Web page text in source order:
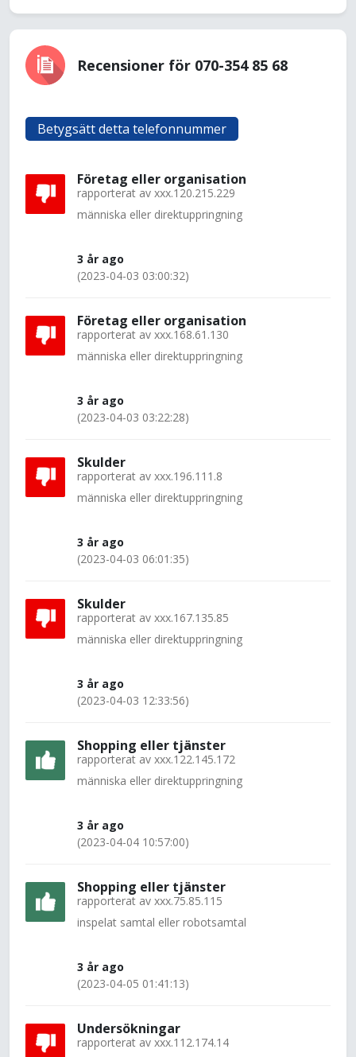
Recensioner för 070-354 85 68
Betygsätt detta telefonnummer
Företag eller organisation
rapporterat av xxx.120.215.229
människa eller direktuppringning
3 år ago
(2023-04-03 03:00:32)
Företag eller organisation
rapporterat av xxx.168.61.130
människa eller direktuppringning
3 år ago
(2023-04-03 03:22:28)
Skulder
rapporterat av xxx.196.111.8
människa eller direktuppringning
3 år ago
(2023-04-03 06:01:35)
Skulder
rapporterat av xxx.167.135.85
människa eller direktuppringning
3 år ago
(2023-04-03 12:33:56)
Shopping eller tjänster
rapporterat av xxx.122.145.172
människa eller direktuppringning
3 år ago
(2023-04-04 10:57:00)
Shopping eller tjänster
rapporterat av xxx.75.85.115
inspelat samtal eller robotsamtal
3 år ago
(2023-04-05 01:41:13)
Undersökningar
rapporterat av xxx.112.174.14